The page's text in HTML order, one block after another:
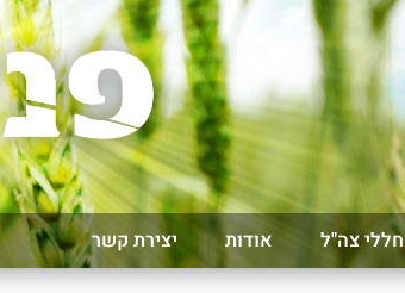
חללי צה"ל אודות יצירת קשר